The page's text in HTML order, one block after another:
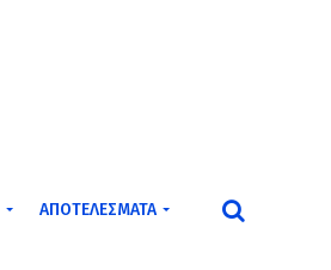
ΑΠΟΤΕΛΈΣΜΑΤΑ